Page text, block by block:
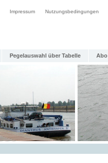
Impressum Nutzungsbedingungen
Pegelauswahl über Tabelle Abo